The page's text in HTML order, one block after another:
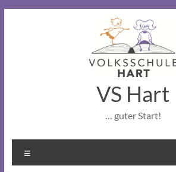
VS Hart
… guter Start!